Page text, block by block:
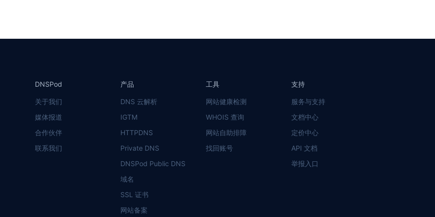
DNSPod
关于我们
媒体报道
合作伙伴
联系我们
产品
DNS 云解析
IGTM
HTTPDNS
Private DNS
DNSPod Public DNS
域名
SSL 证书
网站备案
工具
网站健康检测
WHOIS 查询
网站自助排障
找回账号
支持
服务与支持
文档中心
定价中心
API 文档
举报入口